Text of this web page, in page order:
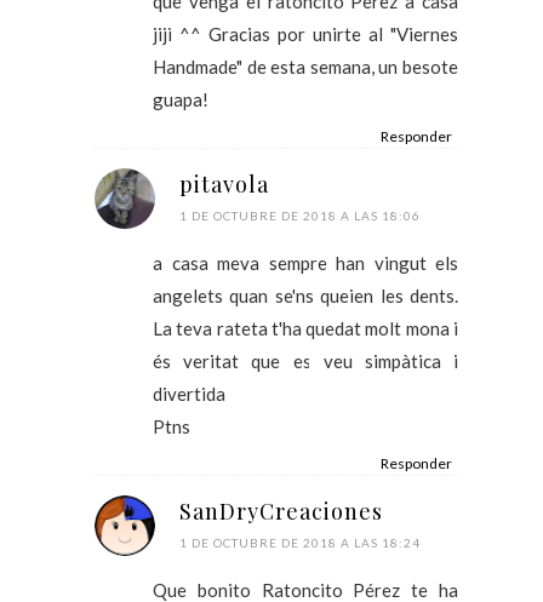
jiji ^^ Gracias por unirte al "Viernes
Handmade" de esta semana, un besote
guapa!
Responder
pitavola
1 DE OCTUBRE DE 2018 A LAS 18:06
a casa meva sempre han vingut els
angelets quan se'ns queien les dents.
La teva rateta t'ha quedat molt mona i
és veritat que es veu simpàtica i
divertida
Ptns
Responder
SanDryCreaciones
1 DE OCTUBRE DE 2018 A LAS 18:24
Que bonito Ratoncito Pérez te ha